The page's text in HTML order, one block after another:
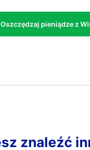
Oszczędzaj pieniądze z
znaleźć